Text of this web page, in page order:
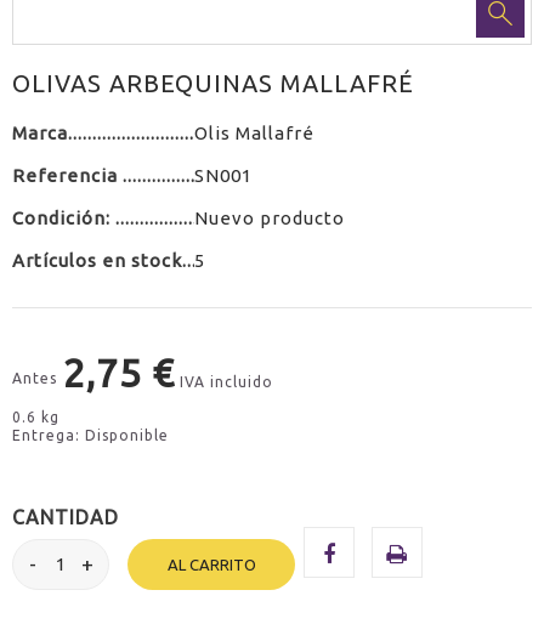
OLIVAS ARBEQUINAS MALLAFRÉ
Marca Olis Mallafré
Referencia SN001
Condición: Nuevo producto
Artículos en stock 5
Antes 2,75 € IVA incluido
0.6 kg
Entrega: Disponible
CANTIDAD
AL CARRITO